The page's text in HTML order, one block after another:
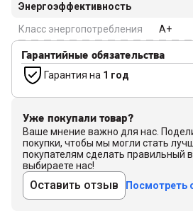
Энергоэффективность
Класс энергопотребления
A+
Гарантийные обязательства
Гарантия на 1 год
Уже покупали товар?
Ваше мнение важно для нас.
покупки, чтобы мы могли стать
покупателям сделать правильный
выбираете нас!
Оставить отзыв Посмотреть